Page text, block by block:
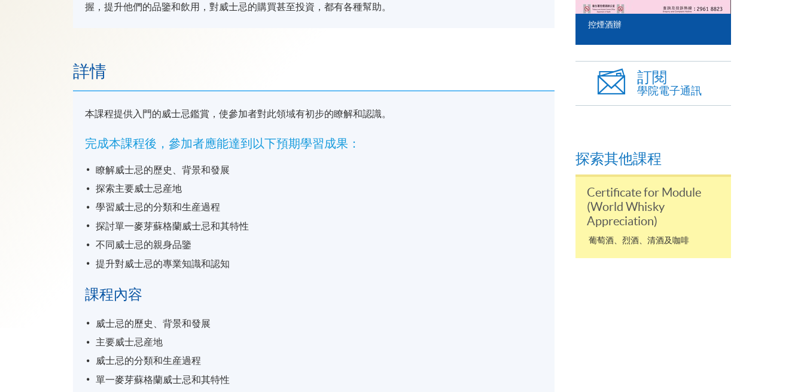
握，提升他們的品鑒和飲用，對威士忌的購買甚至投資，都有各種幫助。
詳情
本課程提供入門的威士忌鑑賞，使參加者對此領域有初步的瞭解和認識。
完成本課程後，參加者應能達到以下預期學習成果：
瞭解威士忌的歷史、背景和發展
探索主要威士忌産地
學習威士忌的分類和生産過程
探討單一麥芽蘇格蘭威士忌和其特性
不同威士忌的親身品鑒
提升對威士忌的專業知識和認知
課程內容
威士忌的歷史、背景和發展
主要威士忌産地
威士忌的分類和生産過程
單一麥芽蘇格蘭威士忌和其特性
控煙酒辦
訂閱
學院電子通訊
探索其他課程
Certificate for Module
(World Whisky
Appreciation)
葡萄酒、烈酒、清酒及咖啡